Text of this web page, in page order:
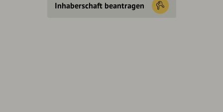
Inhaberschaft beantragen